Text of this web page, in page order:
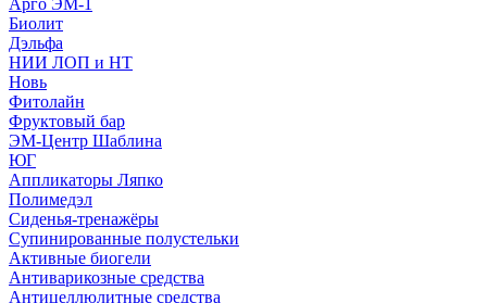
Арго ЭМ-1
Биолит
Дэльфа
НИИ ЛОП и НТ
Новь
Фитолайн
Фруктовый бар
ЭМ-Центр Шаблина
ЮГ
Аппликаторы Ляпко
Полимедэл
Сиденья-тренажёры
Супинированные полустельки
Активные биогели
Антиварикозные средства
Антицеллюлитные средства